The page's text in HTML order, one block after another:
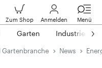
Zum Shop Anmelden Menü
Garten Industrie
Gartenbranche News